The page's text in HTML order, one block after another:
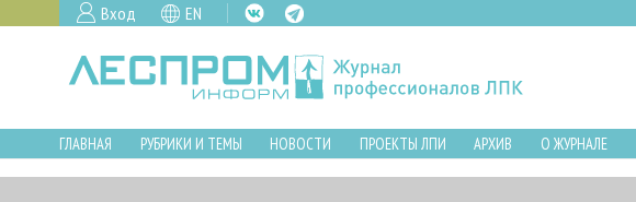
Вход EN
ГЛАВНАЯ РУБРИКИ И ТЕМЫ НОВОСТИ ПРОЕКТЫ ЛПИ АРХИВ О ЖУРНАЛЕ